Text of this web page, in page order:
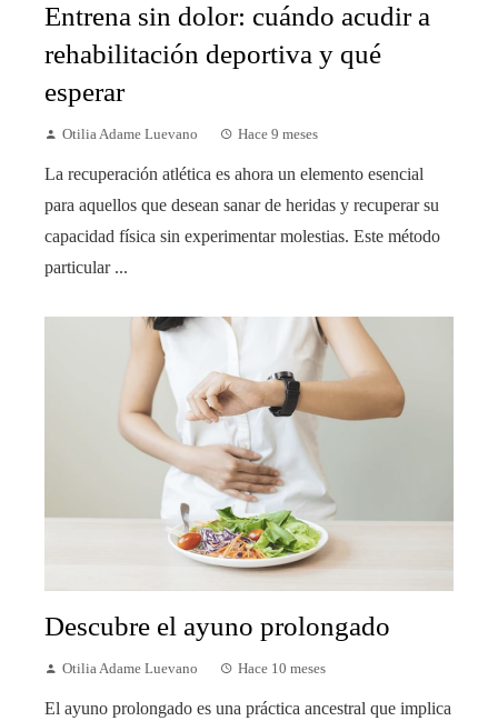
Entrena sin dolor: cuándo acudir a
rehabilitación deportiva y qué
esperar
Otilia Adame Luevano Hace 9 meses
La recuperación atlética es ahora un elemento esencial
para aquellos que desean sanar de heridas y recuperar su
capacidad física sin experimentar molestias. Este método
particular ...
Descubre el ayuno prolongado
Otilia Adame Luevano Hace 10 meses
El ayuno prolongado es una práctica ancestral que implica